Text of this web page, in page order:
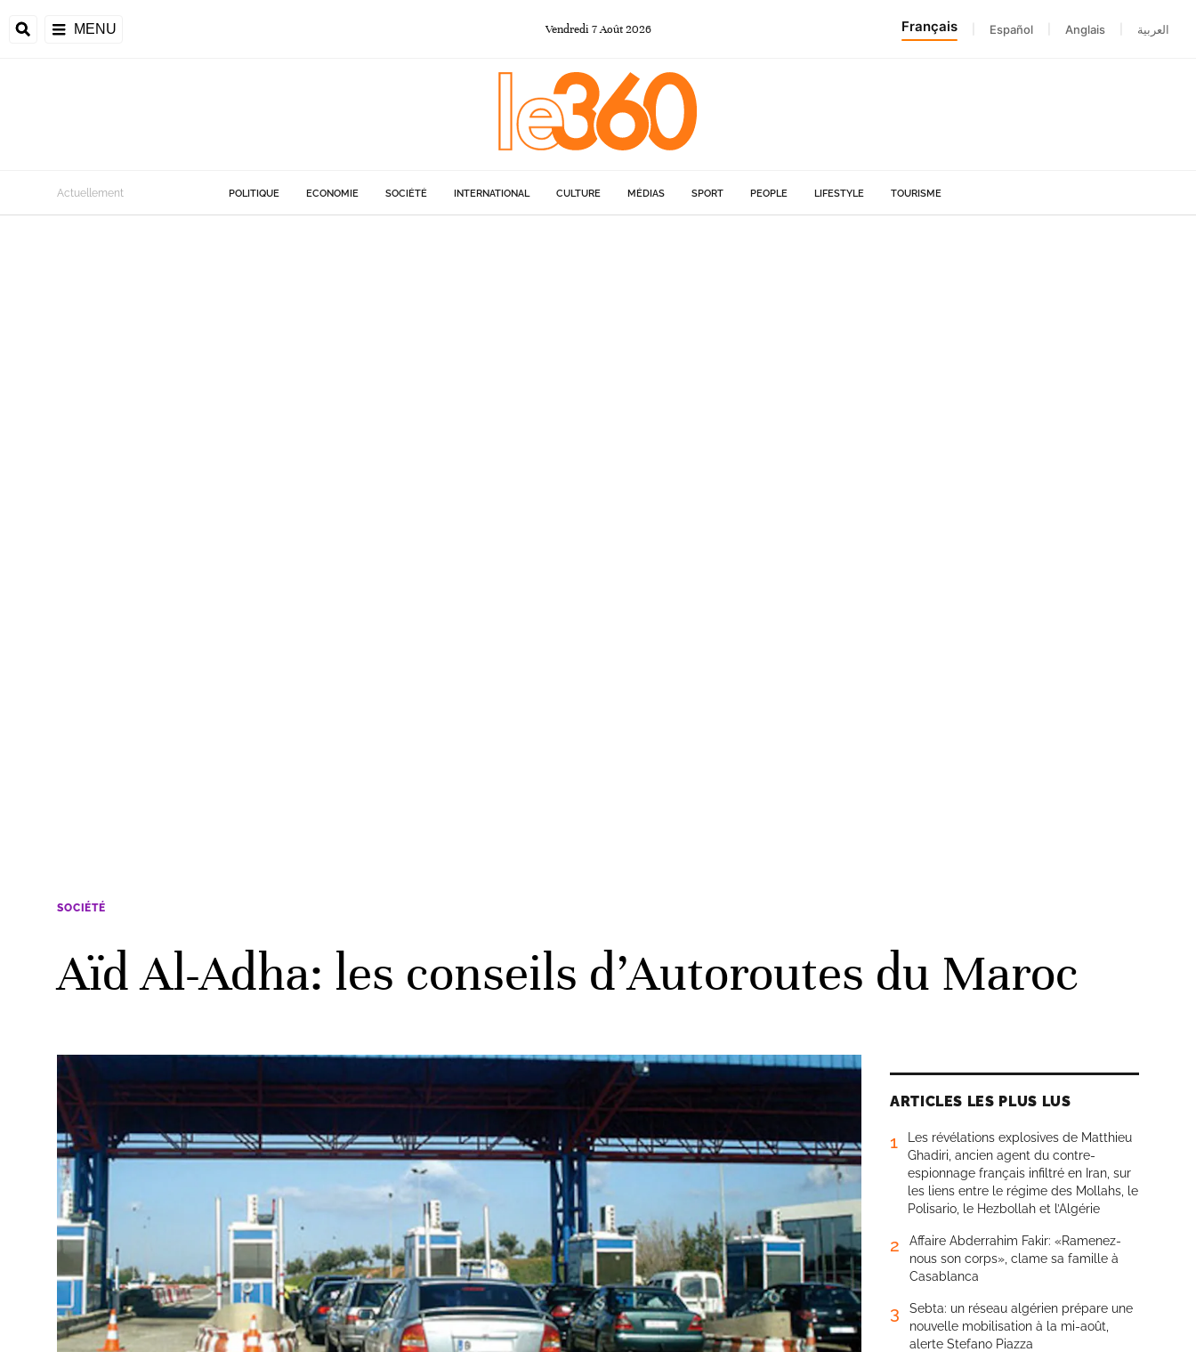
MENU Vendredi 7Août 2026 Français Español Anglais العربية
Actuellement POLITIQUE ECONOMIE SOCIÉTÉ INTERNATIONAL CULTURE MÉDIAS SPORT PEOPLE LIFESTYLE TOURISME
SOCIÉTÉ
Aïd Al-Adha: les conseils d’Autoroutes du Maroc
ARTICLES LES PLUS LUS
1
Les révélations explosives de Matthieu
Ghadiri, ancien agent du contre-
espionnage français infiltré en Iran, sur
les liens entre le régime des Mollahs, le
Polisario, le Hezbollah et l’Algérie
2
Affaire Abderrahim Fakir: «Ramenez-
nous son corps», clame sa famille à
Casablanca
3
Sebta: un réseau algérien prépare une
nouvelle mobilisation à la mi-août,
alerte Stefano Piazza